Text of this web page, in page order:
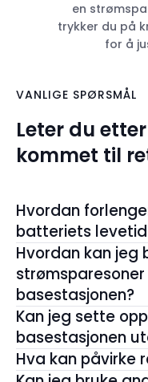
en
trykker du på
for å
VANLIGE SPØRSMÅL
Leter du
kommet til
Hvordan
batteriets
Når trackeren er
basestasjonen,
område
funksjoner som
er deaktivert, noe
trackeren.
Hvordan kan jeg
basestasjonen?
Når du har koblet til
går du til Tractive
Tracker >
vil se
Kan jeg sette
basestasjonen
Du kan koble
hvilken som helst
Hva kan påvirke